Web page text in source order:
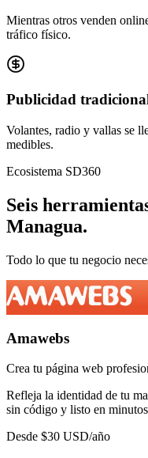
Mientras otros venden
tráfico físico.
Publicidad
Volantes, radio y vallas se
medibles.
Ecosistema SD360
Seis
Managua.
Todo lo que tu negocio
Amawebs
Crea tu página web
Refleja la identidad de tu
sin código y listo en
Desde $30 USD/año